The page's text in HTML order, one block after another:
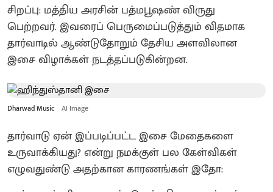
சிறப்பு: மத்திய அரசின் பத்மபூஷண் விருது
பெற்றவர். இவரைப் பெருமைப்படுத்தும் விதமாக
தார்வாடில் ஆண்டுதோறும் தேசிய அளவிலான
இசை விழாக்கள் நடத்தப்படுகின்றன.
Dharwad Music AI Image
தார்வாடு ஏன் இப்படிப்பட்ட இசை மேதைகளை
உருவாக்கியது? என்று நமக்குள் பல கேள்விகள்
எழுவதுண்டு அதற்கான காரணங்கள் இதோ: